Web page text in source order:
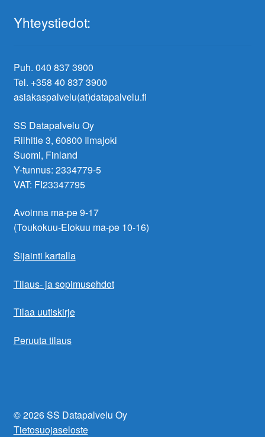
Yhteystiedot:
Puh. 040 837 3900
Tel. +358 40 837 3900
asiakaspalvelu(at)datapalvelu.fi
SS Datapalvelu Oy
Riihitie 3, 60800 Ilmajoki
Suomi, Finland
Y-tunnus: 2334779-5
VAT: FI23347795
Avoinna ma-pe 9-17
(Toukokuu-Elokuu ma-pe 10-16)
Sijainti kartalla
Tilaus- ja sopimusehdot
Tilaa uutiskirje
Peruuta tilaus
© 2026 SS Datapalvelu Oy
Tietosuojaseloste